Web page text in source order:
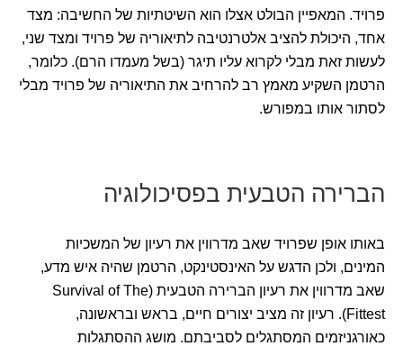
פרויד. המאפיין הבולט אצלו הוא השיטתיות של החשיבה: מצד
אחד, היכולת להציב אלטרנטיבה לתיאוריה של פרויד ומצד שני,
לעשות זאת מבלי לקרוא עליו תיגר (בשל מעמדו הרם). כלומר,
הרטמן השקיע מאמץ רב להרחיב את התיאוריה של פרויד מבלי
לסתור אותו במפורש.
הברירה הטבעית בפסיכולוגיה
באותו אופן שפרויד שאב מדרווין את רעיון של המשכיות
המינים, ולכן הדגש על האינסטינקט, הרטמן שהיה איש מדע,
שאב מדרווין את רעיון הברירה הטבעית (Survival of The
Fittest). רעיון זה מציב יצורים חיים, בראש ובראשונה,
כאורגניזמים המסתגלים לסביבתם. מושג ההסתגלות